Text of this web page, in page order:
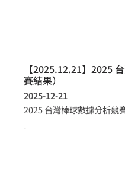
【2025.12.21】2025
賽結果）
2025-12-21
2025 台灣棒球數據分析競